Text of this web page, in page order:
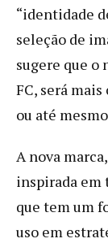
“identidade
seleção de
sugere que o
FC, será
ou até
A nova
inspirada em
que tem um
uso em